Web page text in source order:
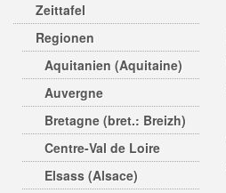
Zeittafel
Regionen
Aquitanien (Aquitaine)
Auvergne
Bretagne (bret.: Breizh)
Centre-Val de Loire
Elsass (Alsace)